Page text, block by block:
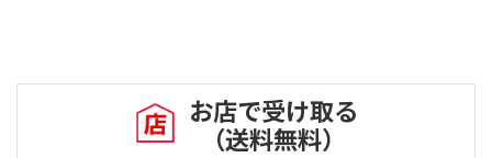
お店で受け取る
（送料無料）